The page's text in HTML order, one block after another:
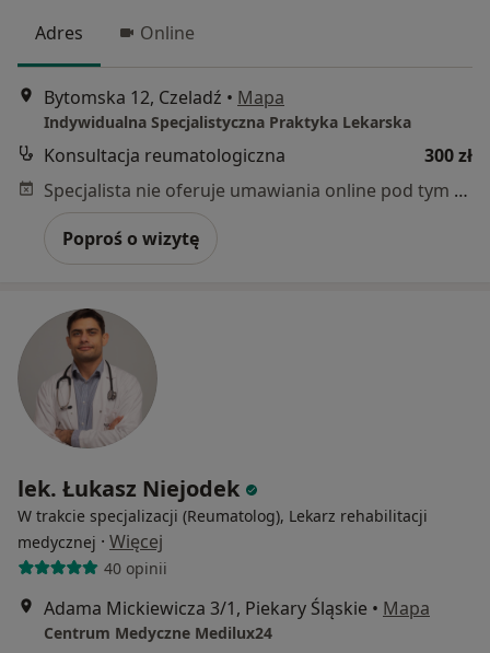
Adres Online
Bytomska 12, Czeladź • Mapa
Indywidualna Specjalistyczna Praktyka Lekarska
Konsultacja reumatologiczna
300 zł
Specjalista nie oferuje umawiania online pod tym adresem.
Poproś o wizytę
lek. Łukasz Niejodek
W trakcie specjalizacji (Reumatolog), Lekarz rehabilitacji
medycznej · Więcej
40 opinii
Adama Mickiewicza 3/1, Piekary Śląskie • Mapa
Centrum Medyczne Medilux24